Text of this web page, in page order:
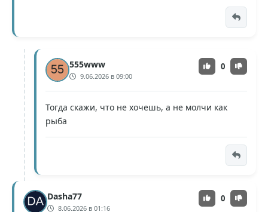
555www
9.06.2026 в 09:00
0
Тогда скажи, что не хочешь, а не молчи как
рыба
Dasha77
8.06.2026 в 01:16
0